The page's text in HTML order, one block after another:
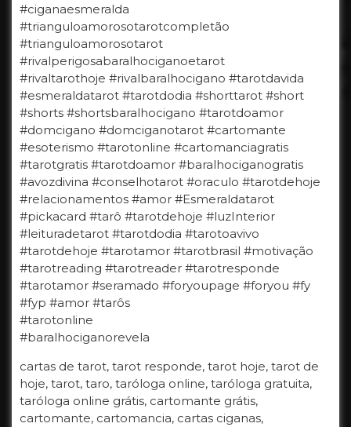
#ciganaesmeralda
#trianguloamorosotarotcompletão
#trianguloamorosotarot
#rivalperigosabaralhociganoetarot
#rivaltarothoje #rivalbaralhocigano #tarotdavida
#esmeraldatarot #tarotdodia #shorttarot #short
#shorts #shortsbaralhocigano #tarotdoamor
#domcigano #domciganotarot #cartomante
#esoterismo #tarotonline #cartomanciagratis
#tarotgratis #tarotdoamor #baralhociganogratis
#avozdivina #conselhotarot #oraculo #tarotdehoje
#relacionamentos #amor #Esmeraldatarot
#pickacard #tarô #tarotdehoje #luzInterior
#leituradetarot #tarotdodia #tarotoavivo
#tarotdehoje #tarotamor #tarotbrasil #motivação
#tarotreading #tarotreader #tarotresponde
#tarotamor #seramado #foryoupage #foryou #fy
#fyp #amor #tarôs
#tarotonline
#baralhociganorevela
cartas de tarot, tarot responde, tarot hoje, tarot de
hoje, tarot, taro, taróloga online, taróloga gratuita,
taróloga online grátis, cartomante grátis,
cartomante, cartomancia, cartas ciganas,